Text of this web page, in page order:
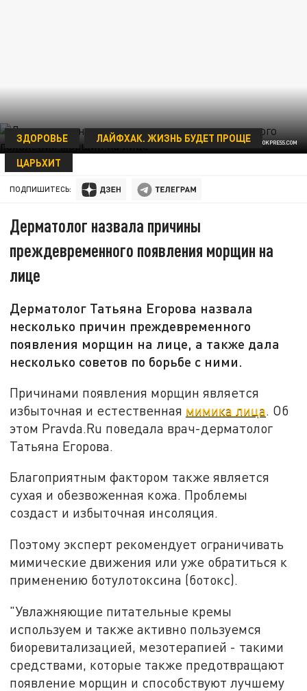
ФОТО: GLOBALLOOKPRESS.COM
ЗДОРОВЬЕ
ЛАЙФХАК. ЖИЗНЬ БУДЕТ ПРОЩЕ
ЦАРЬХИТ
13 ИЮЛЯ 00:14
ПОДПИШИТЕСЬ:
Дерматолог назвала причины
преждевременного появления морщин на
лице
Дерматолог Татьяна Егорова назвала
несколько причин преждевременного
появления морщин на лице, а также дала
несколько советов по борьбе с ними.
Причинами появления морщин является
избыточная и естественная мимика лица. Об
этом Pravda.Ru поведала врач-дерматолог
Татьяна Егорова.
Благоприятным фактором также является
сухая и обезвоженная кожа. Проблемы
создаст и избыточная инсоляция.
Поэтому эксперт рекомендует ограничивать
мимические движения или уже обратиться к
применению ботулотоксина (ботокс).
"Увлажняющие питательные кремы
используем и также активно пользуемся
биоревитализацией, мезотерапией - такими
средствами, которые также предотвращают
появление морщин и способствуют лучшему